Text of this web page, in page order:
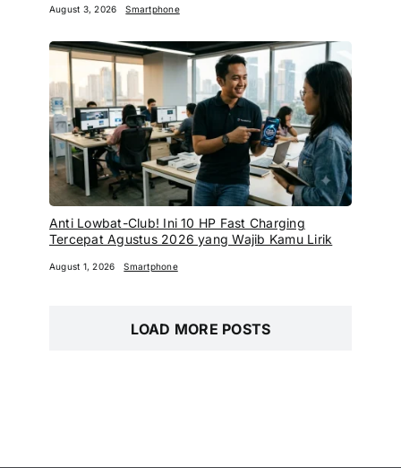
August 3, 2026 Smartphone
Anti Lowbat-Club! Ini 10 HP Fast Charging
Tercepat Agustus 2026 yang Wajib Kamu Lirik
August 1, 2026 Smartphone
LOAD MORE POSTS